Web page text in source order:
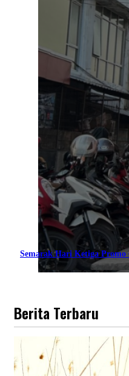
Semarak Hari Ketiga
Berita Terbaru